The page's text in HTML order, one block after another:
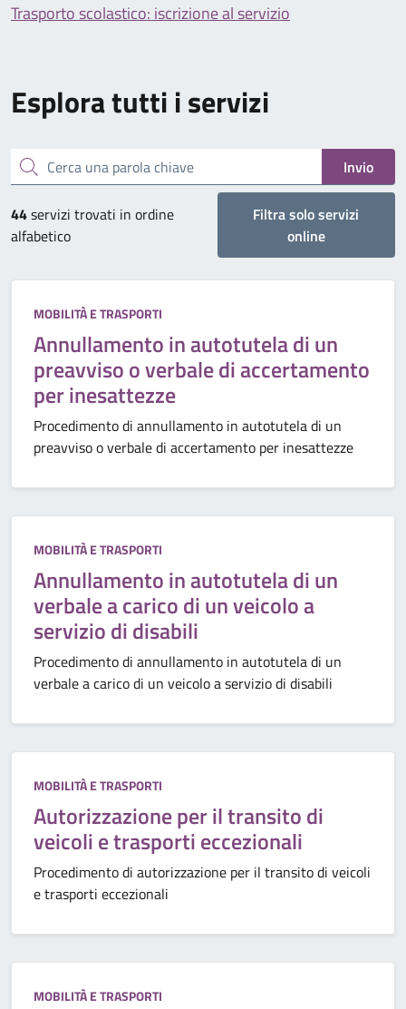
Esplora tutti i servizi
Cerca una parola chiave Invio
44servizi trovati in ordine
alfabetico
Filtra solo servizi
online
Categoria:
MOBILITÀ E TRASPORTI
Annullamento in autotutela di un
preavviso o verbale di accertamento
per inesattezze
Procedimento di annullamento in autotutela di un
preavviso o verbale di accertamento per inesattezze
Categoria:
MOBILITÀ E TRASPORTI
Annullamento in autotutela di un
verbale a carico di un veicolo a
servizio di disabili
Procedimento di annullamento in autotutela di un
verbale a carico di un veicolo a servizio di disabili
Categoria:
MOBILITÀ E TRASPORTI
Autorizzazione per il transito di
veicoli e trasporti eccezionali
Procedimento di autorizzazione per il transito di veicoli
e trasporti eccezionali
Categoria:
MOBILITÀ E TRASPORTI
Trasporto scolastico: iscrizione al servizio